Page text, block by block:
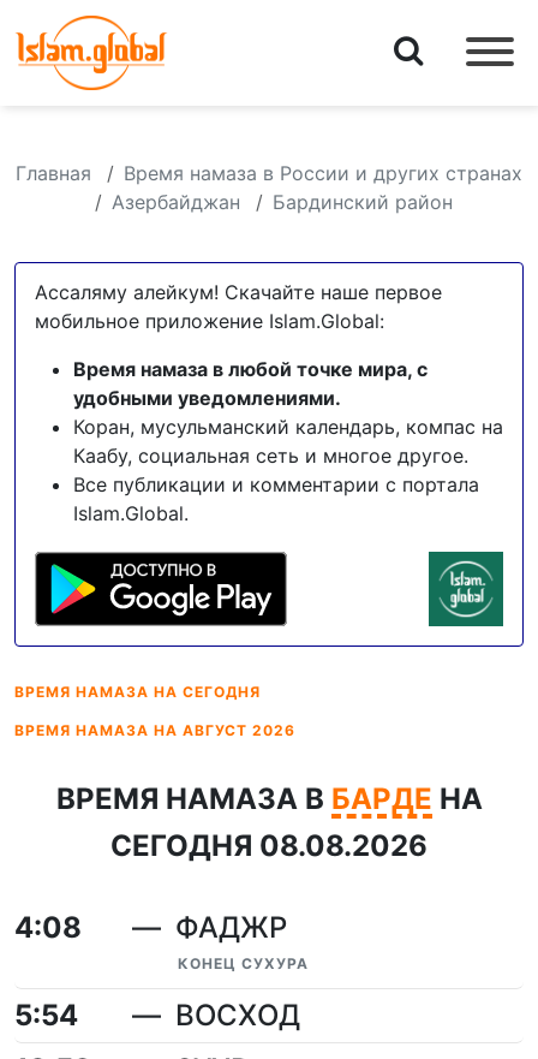
Главная
Время намаза в России и других странах
Азербайджан
Бардинский район
Ассаляму алейкум! Скачайте наше первое
мобильное приложение Islam.Global:
Время намаза в любой точке мира, с
удобными уведомлениями.
Коран, мусульманский календарь, компас на
Каабу, социальная сеть и многое другое.
Все публикации и комментарии с портала
Islam.Global.
ВРЕМЯ НАМАЗА НА СЕГОДНЯ
ВРЕМЯ НАМАЗА НА АВГУСТ 2026
ВРЕМЯ НАМАЗА В БАРДЕ НА
СЕГОДНЯ 08.08.2026
4:08 ФАДЖР
КОНЕЦ СУХУРА
5:54
ВОСХОД